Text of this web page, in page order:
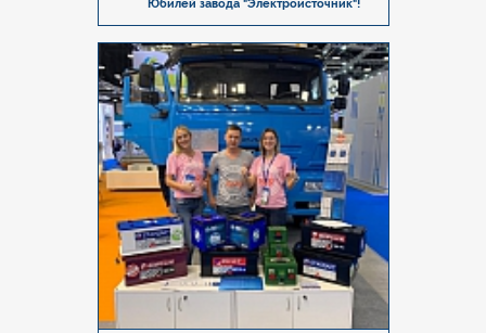
Юбилей завода "Электроисточник"!